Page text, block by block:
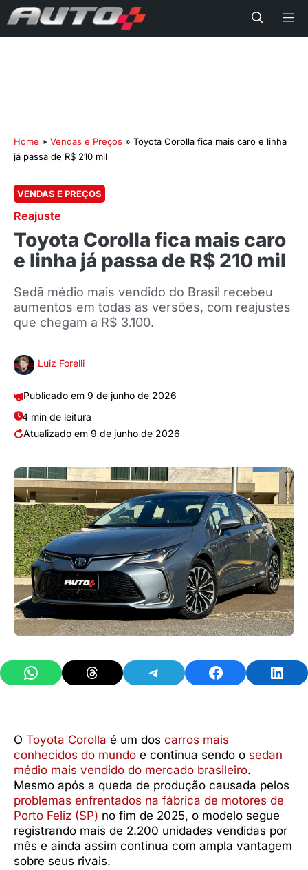
Home » Vendas e Preços » Toyota Corolla fica mais caro e linha
já passa de R$ 210 mil
VENDAS E PREÇOS
Reajuste
Toyota Corolla fica mais caro
e linha já passa de R$ 210 mil
Sedã médio mais vendido do Brasil recebeu
aumentos em todas as versões, com reajustes
que chegam a R$ 3.100.
Luiz Forelli
9 de junho de 2026
4 min de leitura
9 de junho de 2026
Share on WhatsAppShare on ThreadsShare on TelegramShare on Facebook
O Toyota Corolla é um dos carros mais
conhecidos do mundo e continua sendo o sedan
médio mais vendido do mercado brasileiro.
Mesmo após a queda de produção causada pelos
problemas enfrentados na fábrica de motores de
Porto Feliz (SP) no fim de 2025, o modelo segue
registrando mais de 2.200 unidades vendidas por
mês e ainda assim continua com ampla vantagem
sobre seus rivais.